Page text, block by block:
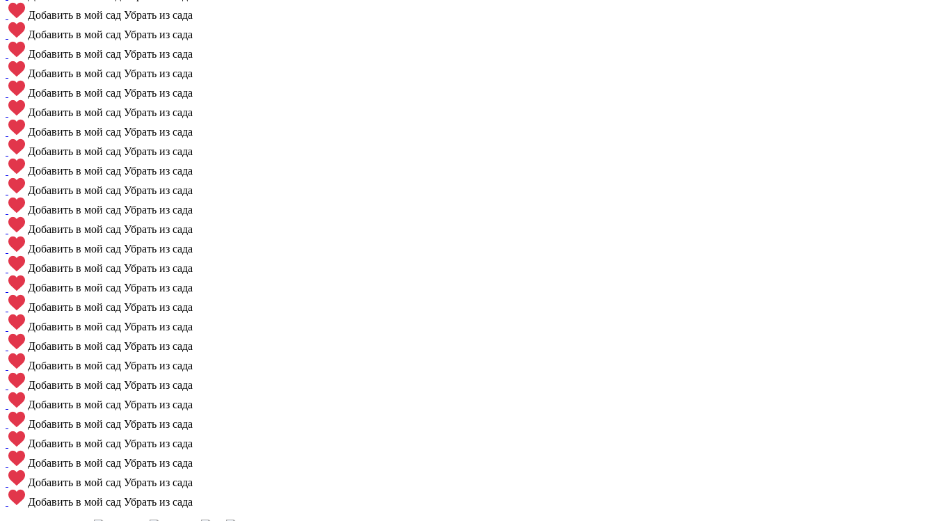
Добавить в мой сад Убрать из сада
Добавить в мой сад Убрать из сада
Добавить в мой сад Убрать из сада
Добавить в мой сад Убрать из сада
Добавить в мой сад Убрать из сада
Добавить в мой сад Убрать из сада
Добавить в мой сад Убрать из сада
Добавить в мой сад Убрать из сада
Добавить в мой сад Убрать из сада
Добавить в мой сад Убрать из сада
Добавить в мой сад Убрать из сада
Добавить в мой сад Убрать из сада
Добавить в мой сад Убрать из сада
Добавить в мой сад Убрать из сада
Добавить в мой сад Убрать из сада
Добавить в мой сад Убрать из сада
Добавить в мой сад Убрать из сада
Добавить в мой сад Убрать из сада
Добавить в мой сад Убрать из сада
Добавить в мой сад Убрать из сада
Добавить в мой сад Убрать из сада
Добавить в мой сад Убрать из сада
Добавить в мой сад Убрать из сада
Добавить в мой сад Убрать из сада
Добавить в мой сад Убрать из сада
Добавить в мой сад Убрать из сада